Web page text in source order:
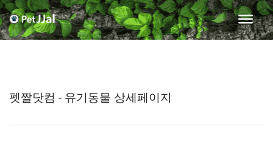
펫짤닷컴 - 유기동물 상세페이지